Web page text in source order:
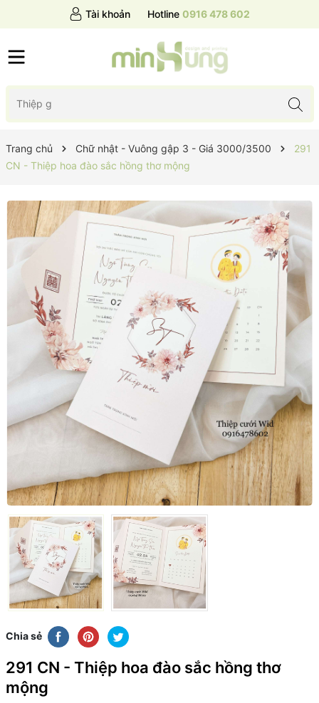
Tài khoản Hotline 0916 478 602
Trang chủ Chữ nhật - Vuông gập 3 - Giá 3000/3500
291
CN - Thiệp hoa đào sắc hồng thơ mộng
Chia sẻ
291 CN - Thiệp hoa đào sắc hồng thơ
mộng